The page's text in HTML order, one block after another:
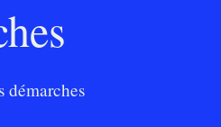
démarches